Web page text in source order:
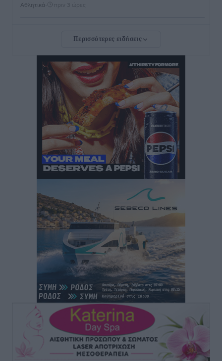
Αθλητικά πριν 3 ώρες
Πολιτιστικά• πριν 3 ώρες
Σι Τζέι Χάρις: «Να πανηγυρίσουμε πολλές νίκες μαζί»
Αθλητικά πριν 3 ώρες
Ροδήλιος: Ο απολογισμός από το Πανελλήνιο
Πρωτάθλημα Πίστας
πριν 3 ώρες
Διαγόρας: Μετεγγραφικό ντεμαράζ
Γ.Σ. Διαγόρας: Εντατική προετοιμασία και επιστροφή
Ρίζου στις Ακαδημίες
πριν 3 ώρες
Εθνική Ανδρών: Ραντεβού στο Telekom Center Athens
Αθλητικά πριν 4 ώρες
ΕΠΟ: Απέσυρε τη στήριξή της στην υποψηφιότητα
του Ινφαντίνο
Αθλητικά πριν 4 ώρες
Φοίβος Κω: Το «ευχαριστώ» για το 9ο Kos 3X3
Περισσότερες ειδήσεις